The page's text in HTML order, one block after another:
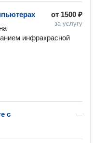
от 1500 ₽
за услугу
инфракрасной
—
с